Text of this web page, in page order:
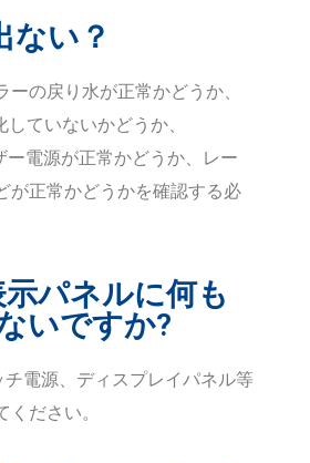
ない？
ーの戻り水が正常かどうか、
ていないかどうか、
ー電源が正常かどうか、レー
が正常かどうかを確認する必
パネルに何も
いですか?
チ電源、ディスプレイパネル等
ださい。